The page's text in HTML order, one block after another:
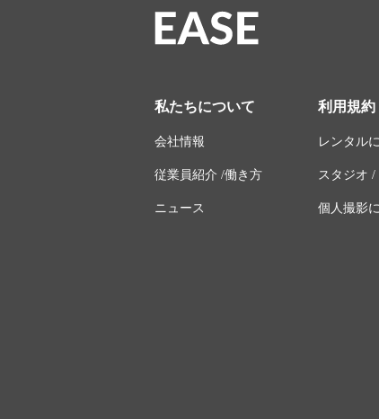
私たちについて
会社情報
従業員紹介 /働き方
ニュース
利用規約
レンタル
スタジオ /
個人撮影